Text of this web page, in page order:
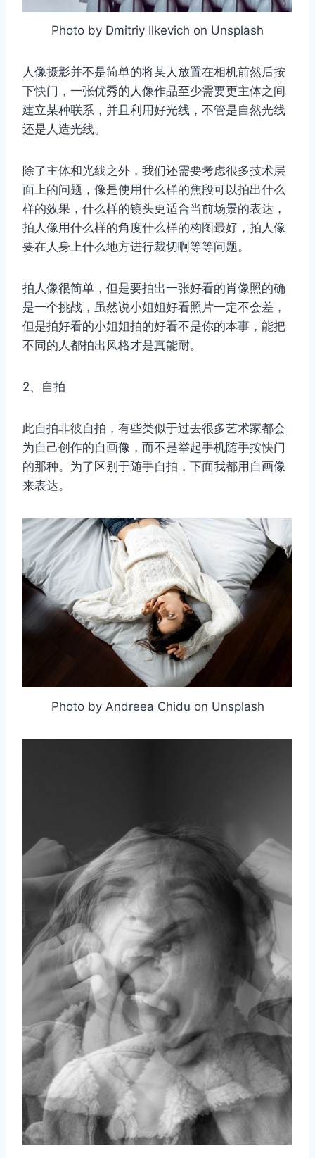
Photo by Dmitriy Ilkevich on Unsplash
人像摄影并不是简单的将某人放置在相机前然后按
下快门，一张优秀的人像作品至少需要更主体之间
建立某种联系，并且利用好光线，不管是自然光线
还是人造光线。
除了主体和光线之外，我们还需要考虑很多技术层
面上的问题，像是使用什么样的焦段可以拍出什么
样的效果，什么样的镜头更适合当前场景的表达，
拍人像用什么样的角度什么样的构图最好，拍人像
要在人身上什么地方进行裁切啊等等问题。
拍人像很简单，但是要拍出一张好看的肖像照的确
是一个挑战，虽然说小姐姐好看照片一定不会差，
但是拍好看的小姐姐拍的好看不是你的本事，能把
不同的人都拍出风格才是真能耐。
2、自拍
此自拍非彼自拍，有些类似于过去很多艺术家都会
为自己创作的自画像，而不是举起手机随手按快门
的那种。为了区别于随手自拍，下面我都用自画像
来表达。
Photo by Andreea Chidu on Unsplash